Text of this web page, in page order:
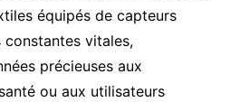
équipés de capteurs
constantes vitales,
précieuses aux
ou aux utilisateurs